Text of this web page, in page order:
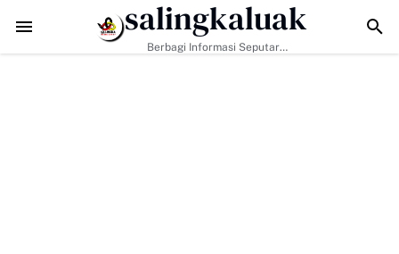
Data Sosial Jadi Kunci, Hj. Aida Dorong Nagari Aktif Pastikan
salingkaluak
Berbagi Informasi Seputar